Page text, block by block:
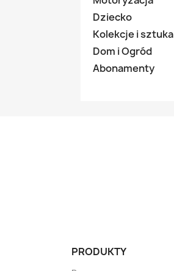
Dziecko
Kolekcje i sztuka
Dom i Ogród
Abonamenty
PRODUKTY